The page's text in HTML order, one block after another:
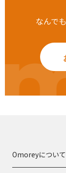
なんで
Omoreyについて